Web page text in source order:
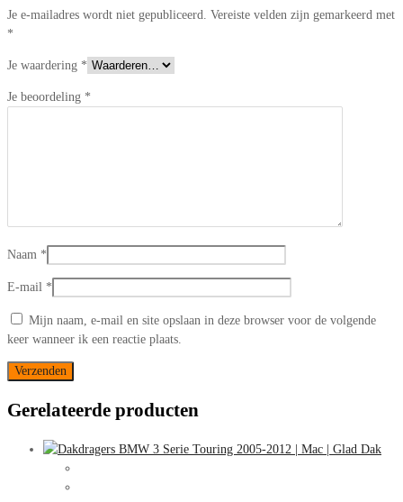
Je e-mailadres wordt niet gepubliceerd. Vereiste velden zijn gemarkeerd met
*
Je waardering *
Je beoordeling *
Naam *
E-mail *
Mijn naam, e-mail en site opslaan in deze browser voor de volgende
keer wanneer ik een reactie plaats.
Gerelateerde producten